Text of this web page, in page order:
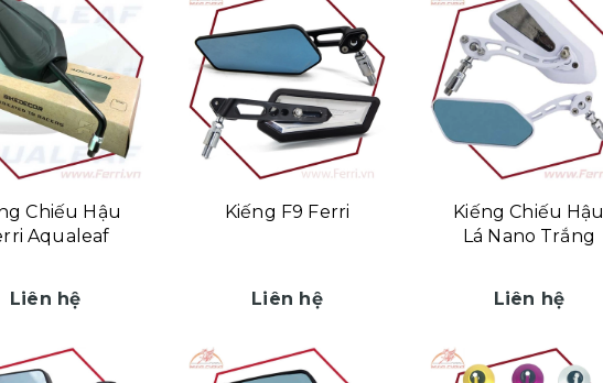
Chiếu Hậu
Aqualeaf
Liên hệ
Kiếng F9 Ferri
Liên hệ
Kiếng Chiếu Hậu
Lá Nano Trắng
Liên hệ